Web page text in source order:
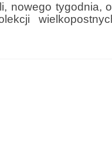
nowego tygodnia,